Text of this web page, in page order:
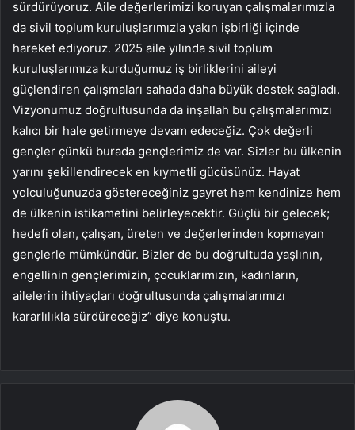
sürdürüyoruz. Aile değerlerimizi koruyan çalışmalarımızla
da sivil toplum kuruluşlarımızla yakın işbirliği içinde
hareket ediyoruz. 2025 aile yılında sivil toplum
kuruluşlarımıza kurduğumuz iş birliklerini aileyi
güçlendiren çalışmaları sahada daha büyük destek sağladı.
Vizyonumuz doğrultusunda da inşallah bu çalışmalarımızı
kalıcı bir hale getirmeye devam edeceğiz. Çok değerli
gençler çünkü burada gençlerimiz de var. Sizler bu ülkenin
yarını şekillendirecek en kıymetli gücüsünüz. Hayat
yolculuğunuzda göstereceğiniz gayret hem kendinize hem
de ülkenin istikametini belirleyecektir. Güçlü bir gelecek;
hedefi olan, çalışan, üreten ve değerlerinden kopmayan
gençlerle mümkündür. Bizler de bu doğrultuda yaşlının,
engellinin gençlerimizin, çocuklarımızın, kadınların,
ailelerin ihtiyaçları doğrultusunda çalışmalarımızı
kararlılıkla sürdüreceğiz” diye konuştu.